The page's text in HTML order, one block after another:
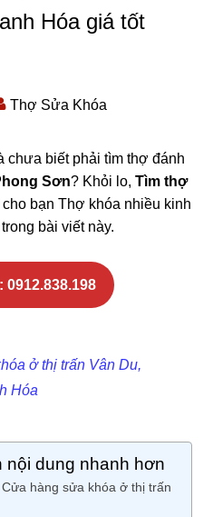
Hóa giá tốt
Thợ Sửa Khóa
chưa biết phải tìm thợ đánh
Sơn? Khỏi lo,Tìm thợ
bạn Thợ khóa nhiều kinh
bài viết này.
0912.838.198
ở thị trấn Vân Du,
Hóa
nội dung nhanh hơn
hàng sửa khóa ở thị trấn